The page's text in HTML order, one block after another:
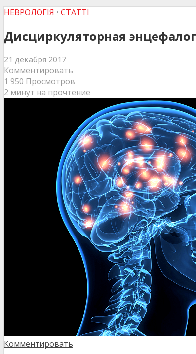
НЕВРОЛОГІЯ • СТАТТІ
Дисциркуляторная
21 декабря 2017
Комментировать
1 950 Просмотров
2 минут на прочтение
Комментировать